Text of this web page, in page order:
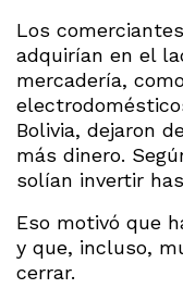
Los
adquirían en el
mercadería,
Bolivia, dejaron
más dinero.
solían invertir
Eso motivó que
y que, incluso,
cerrar.